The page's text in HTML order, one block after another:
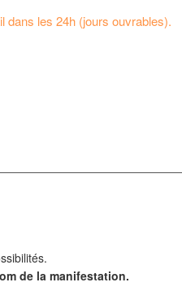
dans les 24h (jours ouvrables).
de la manifestation.